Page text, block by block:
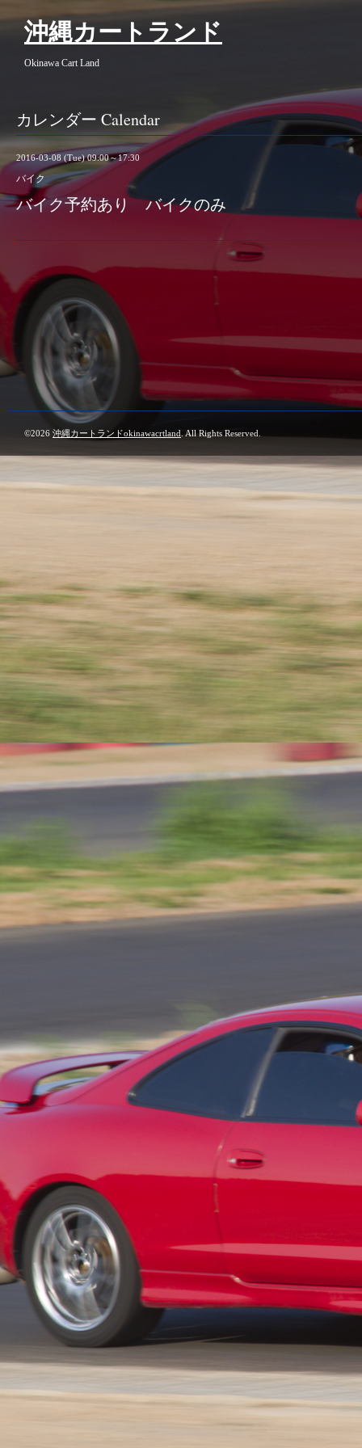
沖縄カートランド
Okinawa Cart Land
カレンダー Calendar
2016-03-08 (Tue) 09:00～17:30
バイク
バイク予約あり バイクのみ
©2026 沖縄カートランドokinawacrtland . All Rights Reserved.